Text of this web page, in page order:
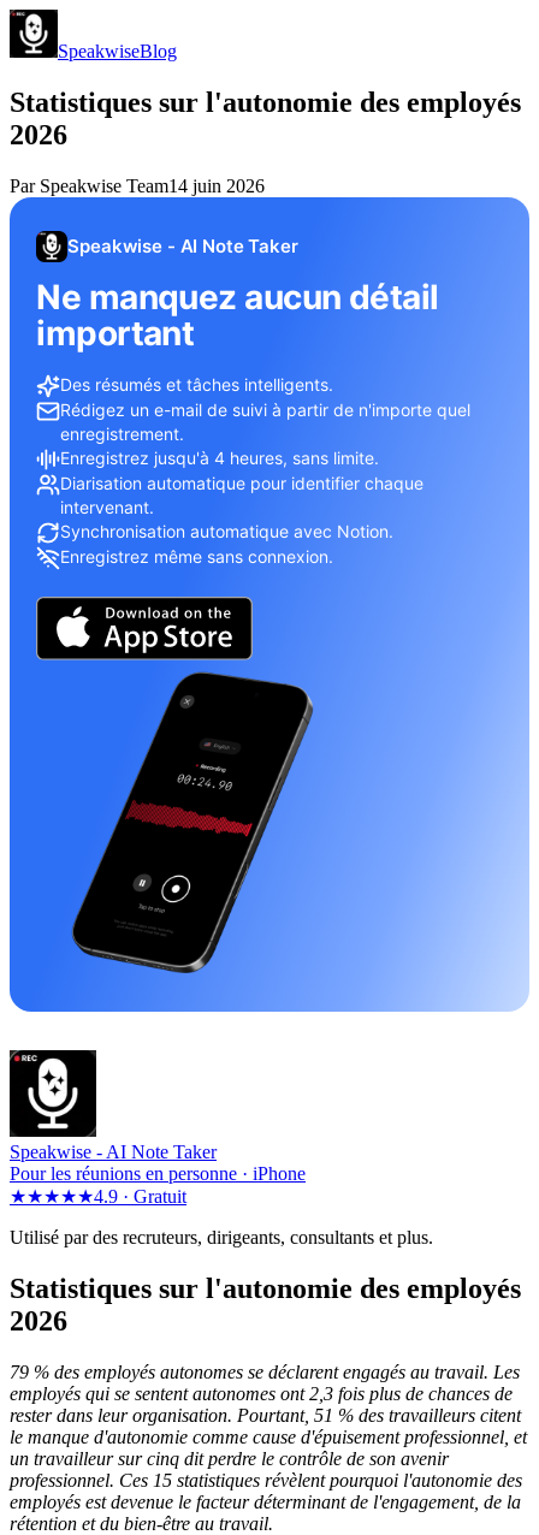
SpeakwiseBlog
Statistiques sur l'autonomie des employés
2026
Par Speakwise Team14 juin 2026
Speakwise - AI Note Taker
Ne manquez aucun détail
important
Des résumés et tâches intelligents.
Rédigez un e-mail de suivi à partir de n'importe quel
enregistrement.
Enregistrez jusqu'à 4 heures, sans limite.
Diarisation automatique pour identifier chaque
intervenant.
Synchronisation automatique avec Notion.
Enregistrez même sans connexion.
Speakwise - AI Note Taker
Pour les réunions en personne · iPhone
★★★★★4.9 · Gratuit
Utilisé par des recruteurs, dirigeants, consultants et plus.
Statistiques sur l'autonomie des employés
2026
79 % des employés autonomes se déclarent engagés au travail. Les
employés qui se sentent autonomes ont 2,3 fois plus de chances de
rester dans leur organisation. Pourtant, 51 % des travailleurs citent
le manque d'autonomie comme cause d'épuisement professionnel, et
un travailleur sur cinq dit perdre le contrôle de son avenir
professionnel. Ces 15 statistiques révèlent pourquoi l'autonomie des
employés est devenue le facteur déterminant de l'engagement, de la
rétention et du bien-être au travail.